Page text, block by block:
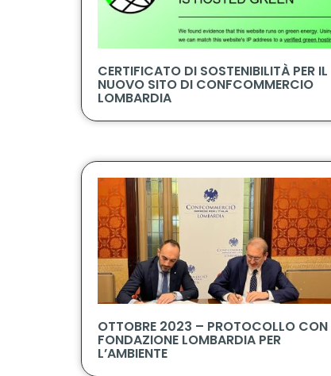
CERTIFICATO DI SOSTENIBILITÀ PER IL
NUOVO SITO DI CONFCOMMERCIO
LOMBARDIA
OTTOBRE 2023 – PROTOCOLLO CON
FONDAZIONE LOMBARDIA PER
L’AMBIENTE